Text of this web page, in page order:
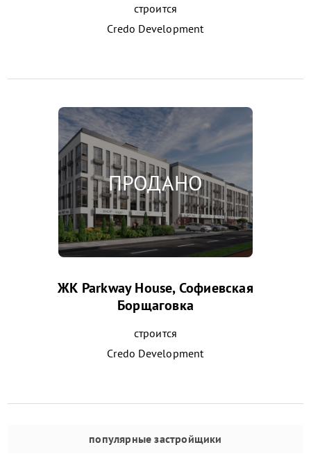
строится
Credo Development
ЖК Parkway House, Софиевская
Борщаговка
строится
Credo Development
популярные застройщики